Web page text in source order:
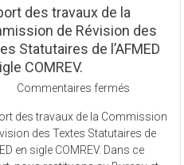
des travaux de la
de Révision des
Statutaires de l’AFMED
COMREV.
Commentaires fermés
des
travaux
de
des travaux de la Commission
des Textes Statutaires de
en sigle COMREV. Dans ce